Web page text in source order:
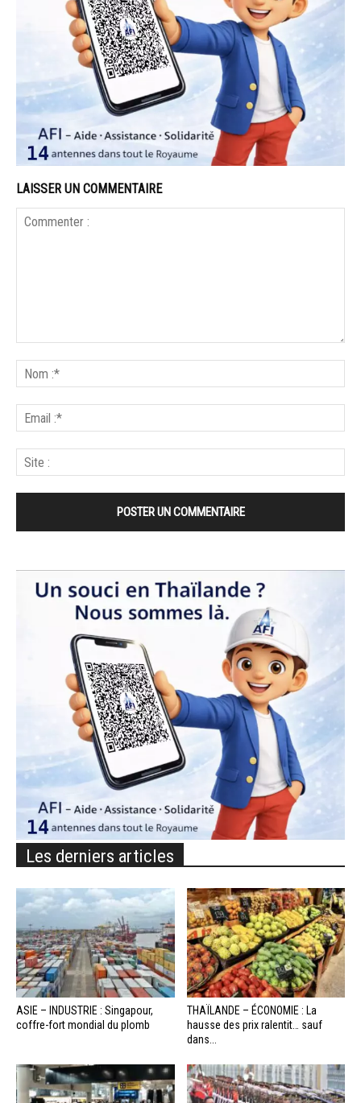
LAISSER UN COMMENTAIRE
Les derniers articles
ASIE – INDUSTRIE : Singapour,
coffre-fort mondial du plomb
THAÏLANDE – ÉCONOMIE : La
hausse des prix ralentit… sauf
dans...